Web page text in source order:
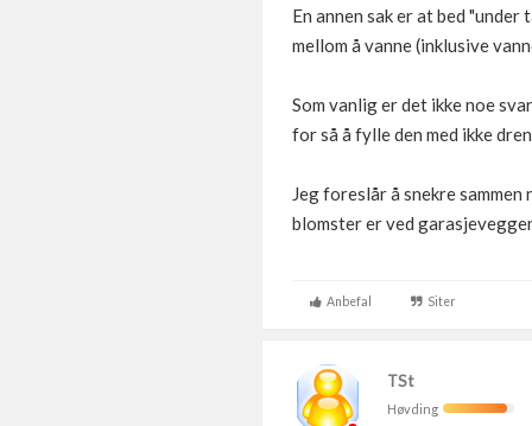
En annen sak er at bed
mellom å vanne (inklusive
Som vanlig er det ikke noe
for så å fylle den med ikke
Jeg foreslår å snekre
blomster er ved
Anbefal Siter
TSt
Høvding